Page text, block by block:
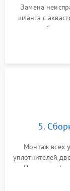
Замена
шланга с
патрубках
управления,
5.
Монтаж всех
уплотнителей
Надежная
сборка